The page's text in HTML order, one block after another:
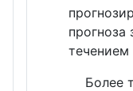
прогноза
течением
Более